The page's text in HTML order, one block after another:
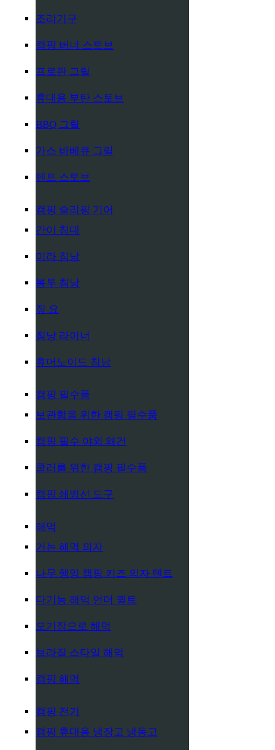
조리기구
캠핑 버너 스토브
프로판 그릴
휴대용 부탄 스토브
BBQ 그릴
가스 바베큐 그릴
텐트 스토브
캠핑 슬리핑 기어
간이 침대
미라 침낭
봉투 침낭
짚 요
침낭 라이너
휴머노이드 침낭
캠핑 필수품
보관함을 위한 캠핑 필수품
캠핑 필수 야외 왜건
쿨러를 위한 캠핑 필수품
캠핑 쇄빙선 도구
해먹
거는 해먹 의자
나무 행잉 캠핑 키즈 의자 텐트
다기능 해먹 언더 퀼트
모기장으로 해먹
브라질 스타일 해먹
캠핑 해먹
캠핑 전기
캠핑 휴대용 냉장고 냉동고